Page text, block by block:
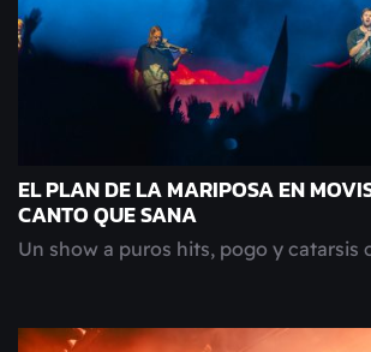
EL PLAN DE LA MARIPOSA EN
CANTO QUE SANA
Un show a puros hits, pogo y catarsis